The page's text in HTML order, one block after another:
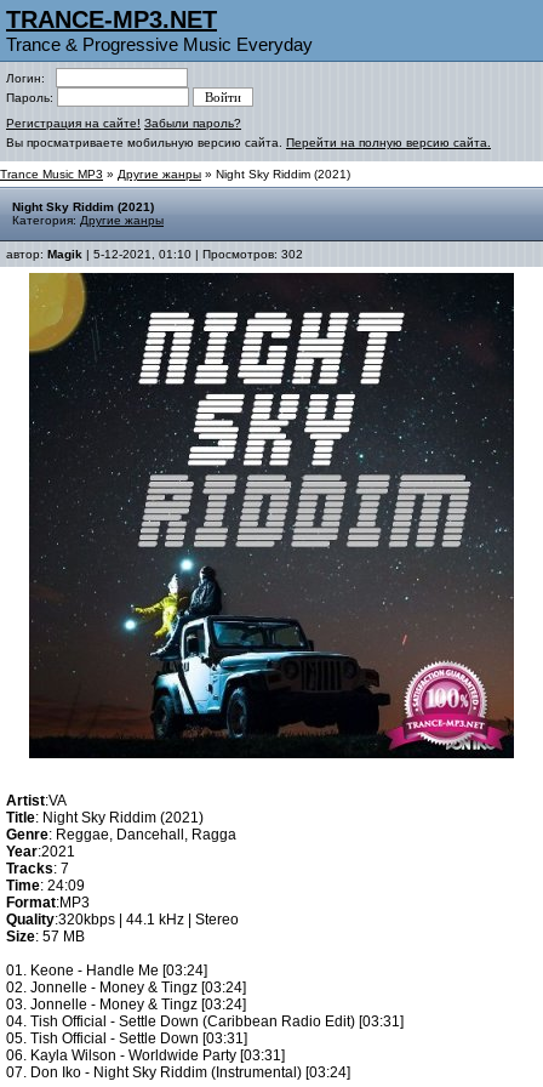
TRANCE-MP3.NET
Trance & Progressive Music Everyday
Логин:
Пароль:
Регистрация на сайте! Забыли пароль?
Вы просматриваете мобильную версию сайта. Перейти на полную версию сайта.
Trance Music MP3 » Другие жанры » Night Sky Riddim (2021)
Night Sky Riddim (2021)
Категория: Другие жанры
автор: Magik | 5-12-2021, 01:10 | Просмотров: 302
Artist:VA
Title: Night Sky Riddim (2021)
Genre: Reggae, Dancehall, Ragga
Year:2021
Tracks: 7
Time: 24:09
Format:MP3
Quality:320kbps | 44.1 kHz | Stereo
Size: 57 MB
01. Keone - Handle Me [03:24]
02. Jonnelle - Money & Tingz [03:24]
03. Jonnelle - Money & Tingz [03:24]
04. Tish Official - Settle Down (Caribbean Radio Edit) [03:31]
05. Tish Official - Settle Down [03:31]
06. Kayla Wilson - Worldwide Party [03:31]
07. Don Iko - Night Sky Riddim (Instrumental) [03:24]